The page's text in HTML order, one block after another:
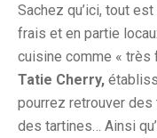
Sachez qu’ici, tout
frais et en partie
cuisine comme « très
Tatie Cherry,
pourrez retrouver
des tartines… Ainsi